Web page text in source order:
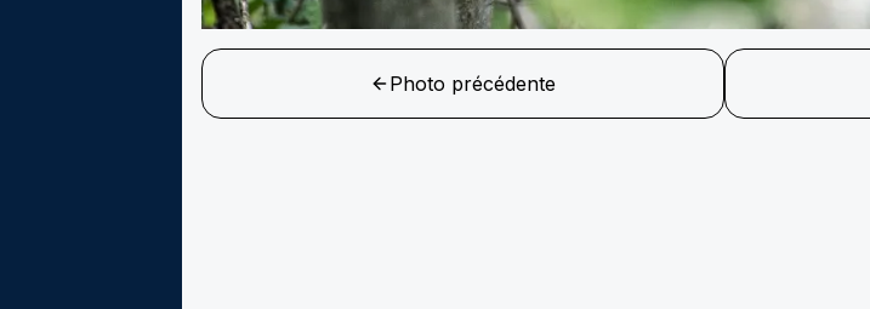
Photo précédente